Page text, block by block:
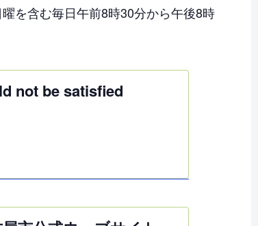
を含む毎日午前8時30分から午後8時
not be satisfied